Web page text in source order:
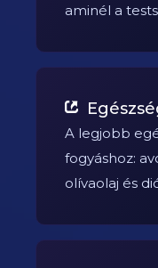
aminél a
A legjobb
fogyáshoz:
olívaolaj és